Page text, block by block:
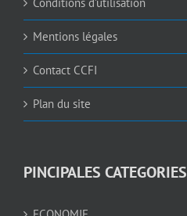
Mentions légales
Contact CCFI
Plan du site
PINCIPALES CATEGORIES